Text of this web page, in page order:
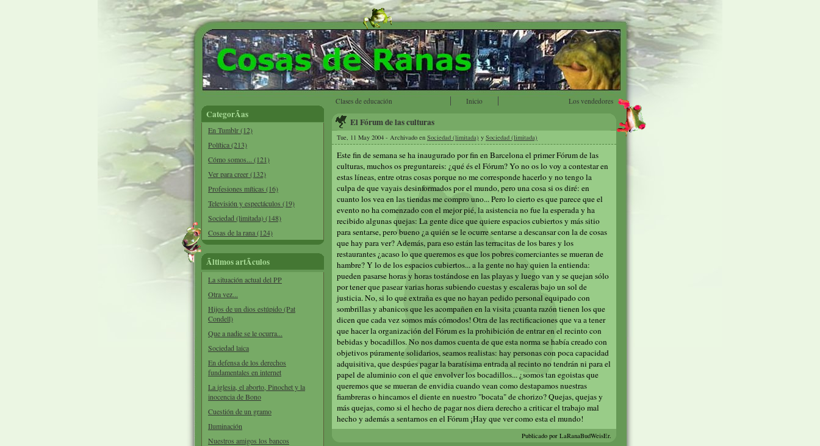
Clases de educación Inicio Los vendedores
CategorÃ­as
En Tumblr (12)
Política (213)
Cómo somos... (121)
Ver para creer (132)
Profesiones míticas (16)
Televisión y espectáculos (19)
Sociedad (limitada) (148)
Cosas de la rana (124)
Ãltimos artÃ­culos
La situación actual del PP
Otra vez...
Hijos de un dios estúpido (Pat
Condell)
Que a nadie se le ocurra...
Sociedad laica
En defensa de los derechos
fundamentales en internet
La iglesia, el aborto, Pinochet y la
inocencia de Bono
Cuestión de un gramo
Iluminación
Nuestros amigos los bancos
El Fórum de las culturas
Tue, 11 May 2004 - Archivado en Sociedad (limitada) y Sociedad (limitada)
Este fin de semana se ha inaugurado por fin en Barcelona el primer Fórum de las
culturas, muchos os preguntareis: ¿qué és el Fórum? Yo no os lo voy a contestar en
estas líneas, entre otras cosas porque no me corresponde hacerlo y no tengo la
culpa de que vayais desinformados por el mundo, pero una cosa si os diré: en
cuanto los vea en las tiendas me compro uno... Pero lo cierto es que parece que el
evento no ha comenzado con el mejor pié, la asistencia no fue la esperada y ha
recibido algunas quejas: La gente dice que quiere espacios cubiertos y más sitio
para sentarse, pero bueno ¿a quién se le ocurre sentarse a descansar con la de cosas
que hay para ver? Además, para eso están las terracitas de los bares y los
restaurantes ¿acaso lo que queremos es que los pobres comerciantes se mueran de
hambre? Y lo de los espacios cubiertos... a la gente no hay quien la entienda:
pueden pasarse horas y horas tostándose en las playas y luego van y se quejan sólo
por tener que pasear varias horas subiendo cuestas y escaleras bajo un sol de
justicia. No, si lo que extraña es que no hayan pedido personal equipado con
sombrillas y abanicos que les acompañen en la visita ¡cuanta razón tienen los que
dicen que cada vez somos más cómodos! Otra de las rectificaciones que va a tener
que hacer la organización del Fórum es la prohibición de entrar en el recinto con
bebidas y bocadillos. No nos damos cuenta de que esta norma se había creado con
objetivos púramente solidarios, seamos realistas: hay personas con poca capacidad
adquisitiva, que despúes pagar la baratísima entrada al recinto no tendrán ni para el
papel de aluminio con el que envolver los bocadillos... ¿somos tan egoistas que
queremos que se mueran de envidia cuando vean como destapamos nuestras
fiambreras o hincamos el diente en nuestro "bocata" de chorizo? Quejas, quejas y
más quejas, como si el hecho de pagar nos diera derecho a criticar el trabajo mal
hecho y además a sentarnos en el Fórum ¡Hay que ver como esta el mundo!
Publicado por LaRanaBudWeisEr.